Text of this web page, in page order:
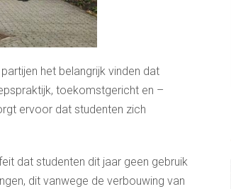
het belangrijk vinden dat
toekomstgericht en –
ervoor dat studenten zich
dat studenten dit jaar geen gebruik
dit vanwege de verbouwing van